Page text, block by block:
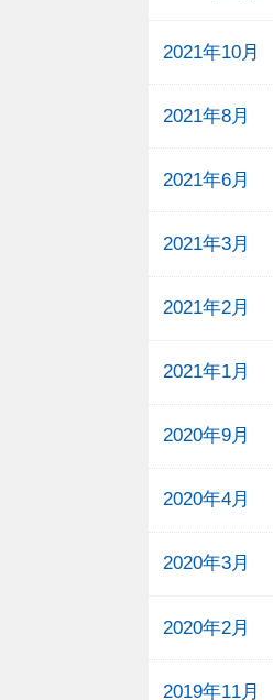
2021年10月
2021年8月
2021年6月
2021年3月
2021年2月
2021年1月
2020年9月
2020年4月
2020年3月
2020年2月
2019年11月